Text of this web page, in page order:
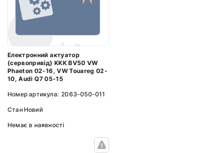
Електронний актуатор
(сервопривід) KKK BV50 VW
Phaeton 02-16, VW Touareg 02-
10, Audi Q7 05-15
Номер артикула: 2063-050-011
Стан Новий
Немає в наявності